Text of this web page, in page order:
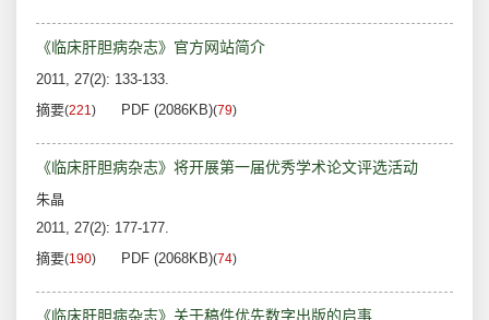
《临床肝胆病杂志》官方网站简介
2011, 27(2): 133-133.
摘要(221) PDF (2086KB)(79)
《临床肝胆病杂志》将开展第一届优秀学术论文评选活动
朱晶
2011, 27(2): 177-177.
摘要(190) PDF (2068KB)(74)
《临床肝胆病杂志》关于稿件优先数字出版的启事